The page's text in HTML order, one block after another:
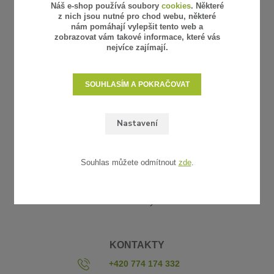
UŽITEČNÉ ODKAZY
Reklamace a vrácení zboží
KONTAKTY
+420 774 174 332
Náš e-shop používá soubory cookies. Některé
z nich jsou nutné pro chod webu, některé
nám pomáhají vylepšit tento web a
zobrazovat vám takové informace, které vás
nejvíce zajímají.
Nastavení
SOUHLASÍM A POKRAČOVAT
Souhlas můžete odmítnout zde.